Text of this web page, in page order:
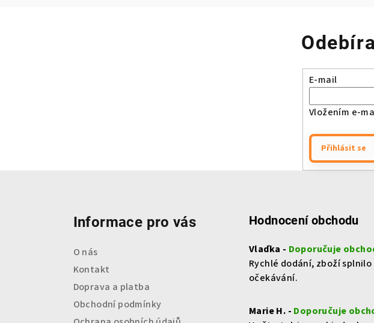
E-mail
Vložením e-
Přihlásit se
Informace pro vás
O nás
Kontakt
Doprava a platba
Obchodní podmínky
Hodnocení obchodu
Vlaďka - Doporučuje
Rychlé dodání, zboží splnilo
očekávání.
Marie H. - Doporučuje